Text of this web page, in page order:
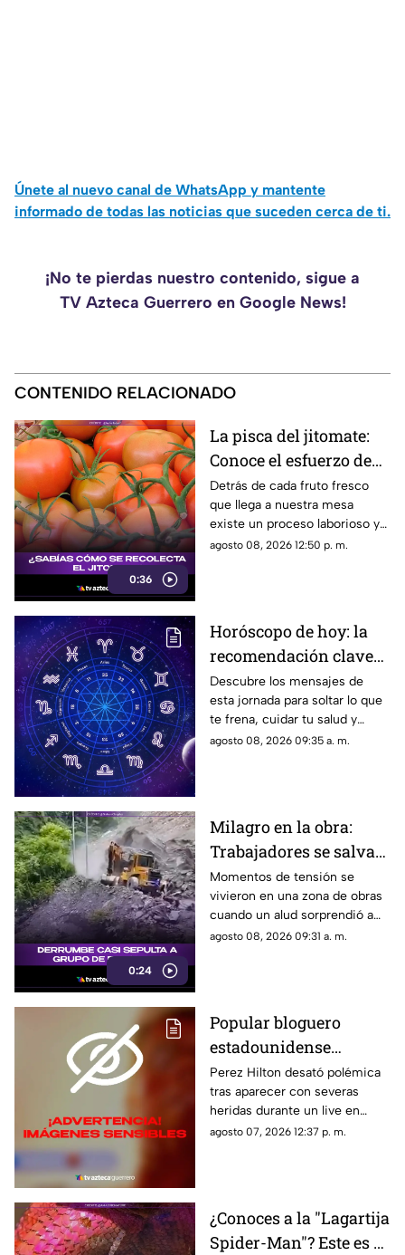
Únete al nuevo canal de WhatsApp y mantente
informado de todas las noticias que suceden cerca de ti.
¡No te pierdas nuestro contenido, sigue a
TV Azteca Guerrero en Google News!
CONTENIDO RELACIONADO
0:36
La pisca del jitomate:
Conoce el esfuerzo de
los jornaleros y el
cuidado en el campo
Detrás de cada fruto fresco
que llega a nuestra mesa
existe un proceso laborioso y
tradicional conocido como la
agosto 08, 2026 12:50 p. m.
Horóscopo de hoy: la
recomendación clave
para tu signo este
sábado
Descubre los mensajes de
esta jornada para soltar lo que
te frena, cuidar tu salud y
renovar tu energía en la playa o
agosto 08, 2026 09:35 a. m.
0:24
Milagro en la obra:
Trabajadores se salvan
de milagro tras
aparatoso derrumbe de
tierra
Momentos de tensión se
vivieron en una zona de obras
cuando un alud sorprendió a
los presentes, quienes
agosto 08, 2026 09:31 a. m.
Popular bloguero
estadounidense
aparece con severas
heridas en un LIVE;
¿buscaba interacción?
Perez Hilton desató polémica
tras aparecer con severas
heridas durante un live en
TikTok. El video abrió un
agosto 07, 2026 12:37 p. m.
¿Conoces a la "Lagartija
Spider-Man"? Este es el